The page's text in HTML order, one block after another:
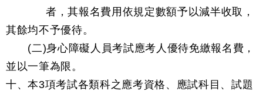
者，其報名費用依規定數額予以減半收取，
其餘均不予優待。
(二)身心障礙人員考試應考人優待免繳報名費，
並以一筆為限。
十、本3項考試各類科之應考資格、應試科目、試題